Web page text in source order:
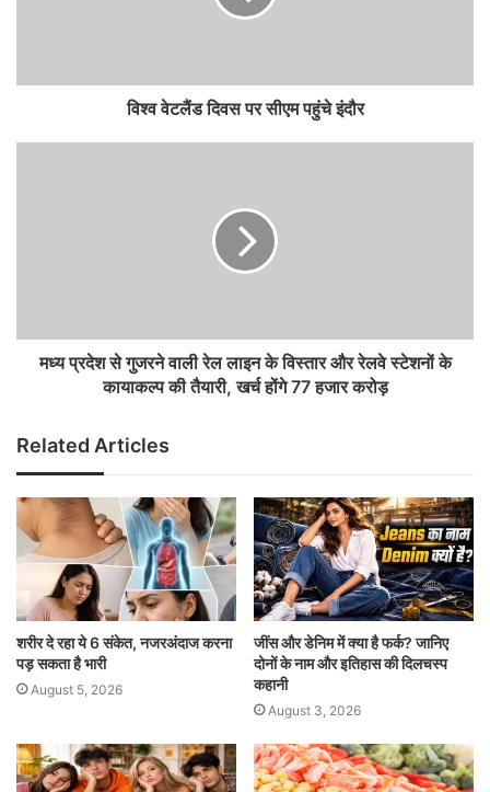
विश्व वेटलैंड दिवस पर सीएम पहुंचे इंदौर
मध्य प्रदेश से गुजरने वाली रेल लाइन के विस्तार और रेलवे स्टेशनों के
कायाकल्प की तैयारी, खर्च होंगे 77 हजार करोड़
Related Articles
शरीर दे रहा ये 6 संकेत, नजरअंदाज करना
पड़ सकता है भारी
August 5, 2026
जींस और डेनिम में क्या है फर्क? जानिए
दोनों के नाम और इतिहास की दिलचस्प
कहानी
August 3, 2026